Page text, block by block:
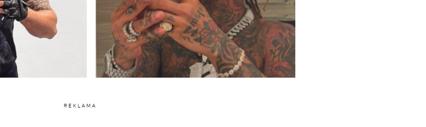
REKLAMA